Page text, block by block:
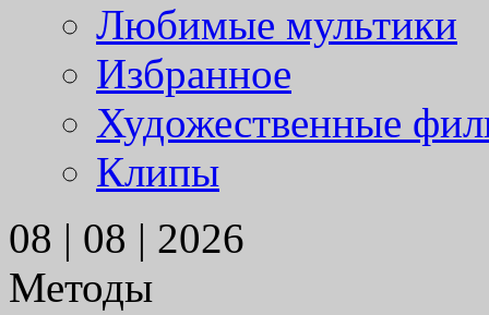
Любимые мультики
Избранное
Художественные
Клипы
08 | 08 | 2026
Методы